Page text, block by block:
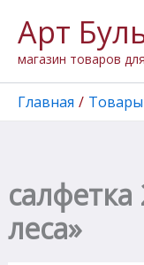
содержимому
Арт
магазин товаров
Главная Товары
леса»
товара
салфетка
24х33см
"Дары
леса"